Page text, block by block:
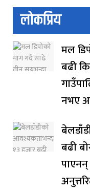
लोकप्रिय
मल
बढी
नभए
बढी